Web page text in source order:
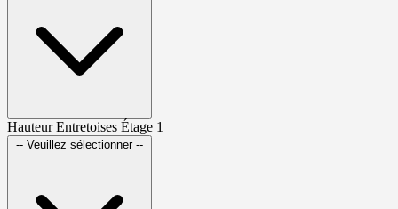
Hauteur Entretoises Étage 1
-- Veuillez sélectionner --